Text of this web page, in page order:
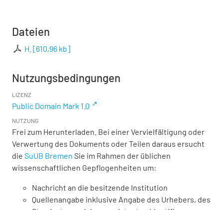
Dateien
H. [610,96 kb]
Nutzungsbedingungen
LIZENZ
Public Domain Mark 1.0
NUTZUNG
Frei zum Herunterladen. Bei einer Vervielfältigung oder
Verwertung des Dokuments oder Teilen daraus ersucht
die SuUB Bremen Sie im Rahmen der üblichen
wissenschaftlichen Gepflogenheiten um:
Nachricht an die besitzende Institution
Quellenangabe inklusive Angabe des Urhebers, des